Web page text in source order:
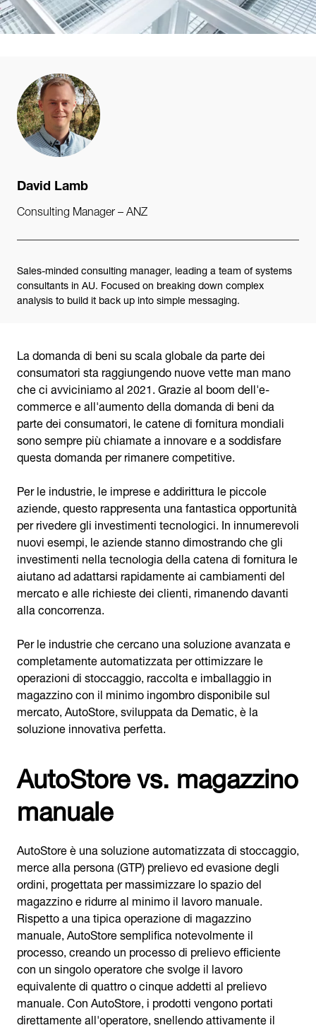
David Lamb
Consulting Manager – ANZ
Sales-minded consulting manager, leading a team of systems
consultants in AU. Focused on breaking down complex
analysis to build it back up into simple messaging.
La domanda di beni su scala globale da parte dei
consumatori sta raggiungendo nuove vette man mano
che ci avviciniamo al 2021. Grazie al boom dell'e-
commerce e all'aumento della domanda di beni da
parte dei consumatori, le catene di fornitura mondiali
sono sempre più chiamate a innovare e a soddisfare
questa domanda per rimanere competitive.
Per le industrie, le imprese e addirittura le piccole
aziende, questo rappresenta una fantastica opportunità
per rivedere gli investimenti tecnologici. In innumerevoli
nuovi esempi, le aziende stanno dimostrando che gli
investimenti nella tecnologia della catena di fornitura le
aiutano ad adattarsi rapidamente ai cambiamenti del
mercato e alle richieste dei clienti, rimanendo davanti
alla concorrenza.
Per le industrie che cercano una soluzione avanzata e
completamente automatizzata per ottimizzare le
operazioni di stoccaggio, raccolta e imballaggio in
magazzino con il minimo ingombro disponibile sul
mercato, AutoStore, sviluppata da Dematic, è la
soluzione innovativa perfetta.
AutoStore vs. magazzino
manuale
AutoStore è una soluzione automatizzata di stoccaggio,
merce alla persona (GTP) prelievo ed evasione degli
ordini, progettata per massimizzare lo spazio del
magazzino e ridurre al minimo il lavoro manuale.
Rispetto a una tipica operazione di magazzino
manuale, AutoStore semplifica notevolmente il
processo, creando un processo di prelievo efficiente
con un singolo operatore che svolge il lavoro
equivalente di quattro o cinque addetti al prelievo
manuale. Con AutoStore, i prodotti vengono portati
direttamente all'operatore, snellendo attivamente il